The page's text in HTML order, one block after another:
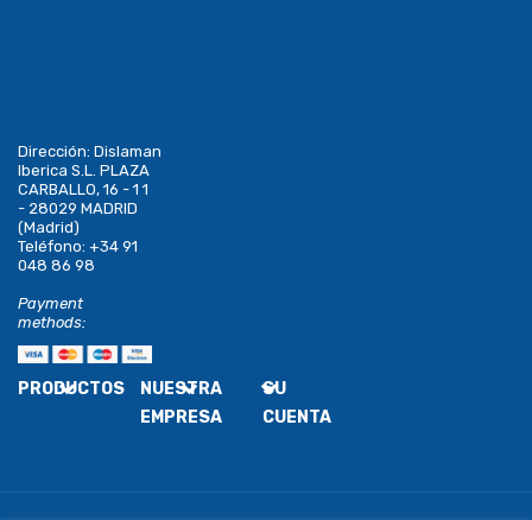
Dirección: Dislaman
Iberica S.L. PLAZA
CARBALLO, 16 - 1 1
- 28029 MADRID
(Madrid)
Teléfono: +34 91
048 86 98
Payment
methods:
PRODUCTOS
NUESTRA
EMPRESA
SU
CUENTA